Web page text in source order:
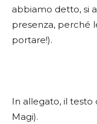
abbiamo detto, si
presenza, perché
portare!).
In allegato, il testo
Magi).